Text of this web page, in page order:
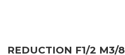
REDUCTION F1/2 M3/8